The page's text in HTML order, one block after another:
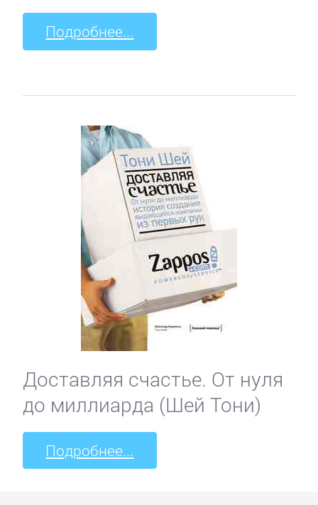
Подробнее...
Доставляя счастье. От нуля
до миллиарда (Шей Тони)
Подробнее...